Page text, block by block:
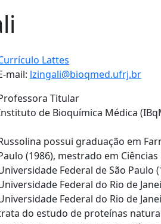
Lattes
mail: lzingali@bioqmed.ufrj.br
Titular
de Bioquímica Médica
possui graduação em
(1986), mestrado em
Federal de São
Federal do Rio de
Federal do Rio de
do estudo de proteínas